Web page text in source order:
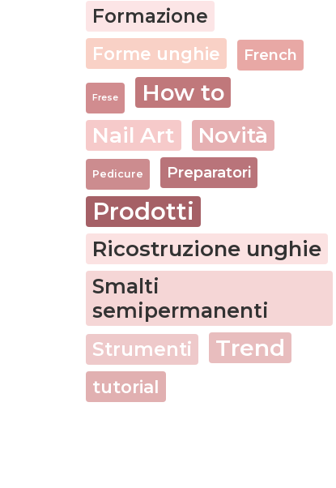
Formazione
Forme unghie French
Frese How to
Nail Art Novità
Pedicure Preparatori
Prodotti
Ricostruzione unghie
Smalti
semipermanenti
Strumenti Trend
tutorial